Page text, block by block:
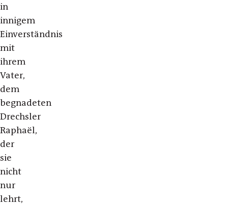
in
innigem
Einverständnis
mit
ihrem
Vater,
dem
begnadeten
Drechsler
Raphaël,
der
sie
nicht
nur
lehrt,